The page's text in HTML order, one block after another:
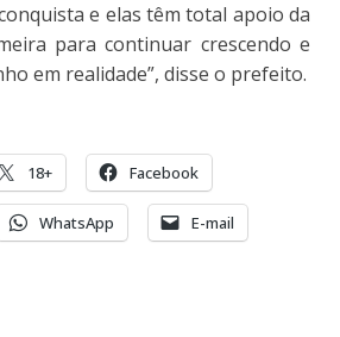
e elas têm total apoio da
para continuar crescendo e
em realidade”, disse o prefeito.
18+ Facebook
WhatsApp E-mail